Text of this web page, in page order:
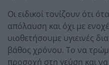
Οι ειδικοί τονίζουν ότι
απόλαυση και όχι με
υιοθετήσουμε υγιεινές
βάθος χρόνου. Το να
προσοχή στη γεύση και